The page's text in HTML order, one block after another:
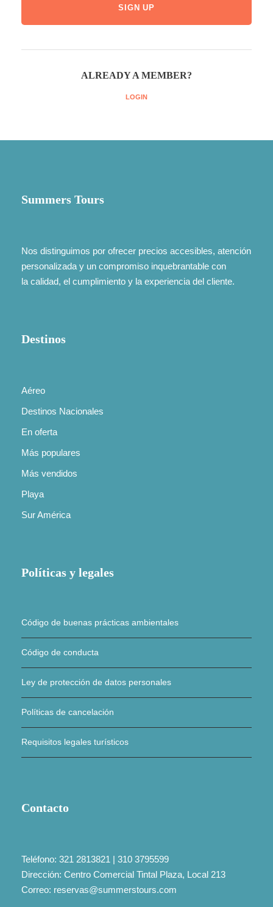
ALREADY A MEMBER?
LOGIN
Summers Tours
Nos distinguimos por ofrecer precios accesibles, atención
personalizada y un compromiso inquebrantable con
la calidad, el cumplimiento y la experiencia del cliente.
Destinos
Aéreo
Destinos Nacionales
En oferta
Más populares
Más vendidos
Playa
Sur América
Políticas y legales
Código de buenas prácticas ambientales
Código de conducta
Ley de protección de datos personales
Políticas de cancelación
Requisitos legales turísticos
Contacto
Teléfono: 321 2813821 | 310 3795599
Dirección: Centro Comercial Tintal Plaza, Local 213
Correo: reservas@summerstours.com